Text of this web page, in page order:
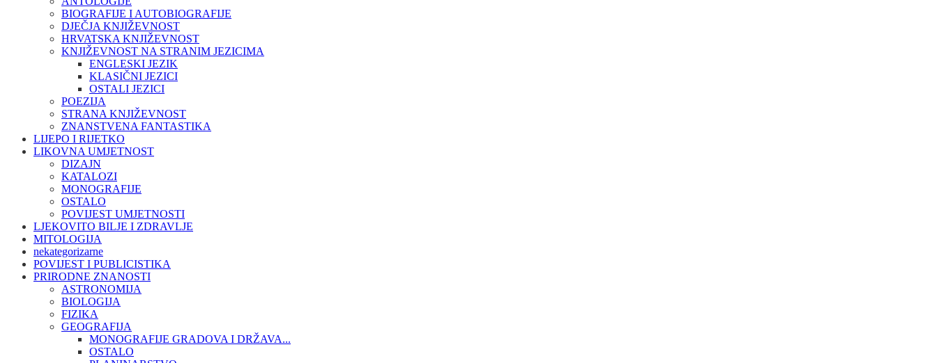
BIOGRAFIJE I AUTOBIOGRAFIJE
DJEČJA KNJIŽEVNOST
HRVATSKA KNJIŽEVNOST
KNJIŽEVNOST NA STRANIM JEZICIMA
ENGLESKI JEZIK
KLASIČNI JEZICI
OSTALI JEZICI
POEZIJA
STRANA KNJIŽEVNOST
ZNANSTVENA FANTASTIKA
LIJEPO I RIJETKO
LIKOVNA UMJETNOST
DIZAJN
KATALOZI
MONOGRAFIJE
OSTALO
POVIJEST UMJETNOSTI
LJEKOVITO BILJE I ZDRAVLJE
MITOLOGIJA
nekategorizarne
POVIJEST I PUBLICISTIKA
PRIRODNE ZNANOSTI
ASTRONOMIJA
BIOLOGIJA
FIZIKA
GEOGRAFIJA
MONOGRAFIJE GRADOVA I DRŽAVA...
OSTALO